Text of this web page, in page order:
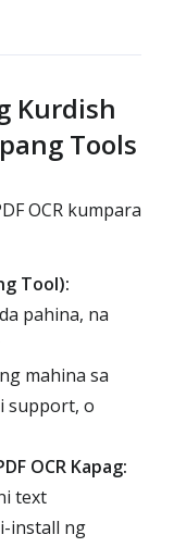
Kurdish
Tools
OCR kumpara
Tool):
pahina, na
mahina sa
support, o
OCR Kapag:
text
install ng